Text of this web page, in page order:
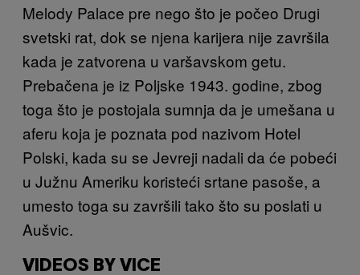
Melody Palace pre nego što je počeo Drugi
svetski rat, dok se njena karijera nije završila
kada je zatvorena u varšavskom getu.
Prebačena je iz Poljske 1943. godine, zbog
toga što je postojala sumnja da je umešana u
aferu koja je poznata pod nazivom Hotel
Polski, kada su se Jevreji nadali da će pobeći
u Južnu Ameriku koristeći srtane pasoše, a
umesto toga su završili tako što su poslati u
Aušvic.
VIDEOS BY VICE